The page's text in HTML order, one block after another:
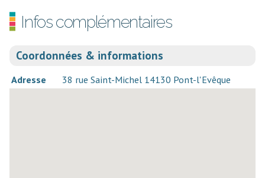
Infos complémentaires
Coordonnées & informations
Adresse 38 rue Saint-Michel 14130 Pont-l'Evêque